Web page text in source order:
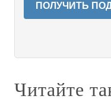
ПОЛУЧИТЬ
Читайте